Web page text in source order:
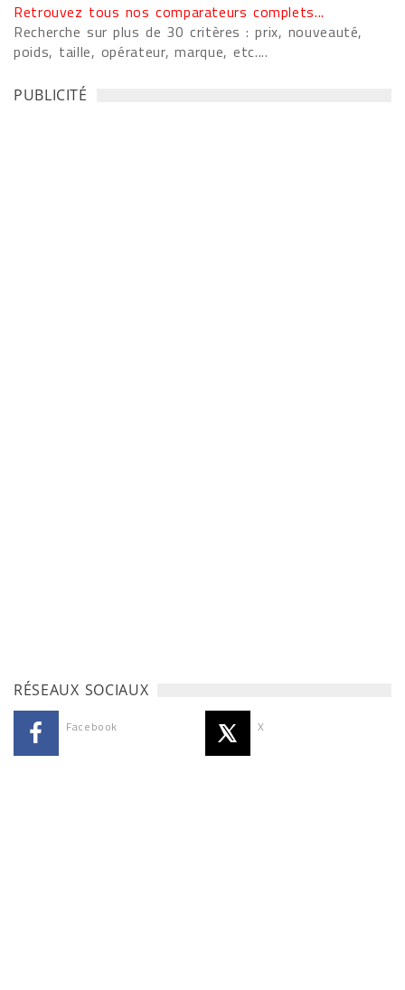
Retrouvez tous nos comparateurs complets...
Recherche sur plus de 30 critères : prix, nouveauté,
poids, taille, opérateur, marque, etc....
PUBLICITÉ
RÉSEAUX SOCIAUX
Facebook X